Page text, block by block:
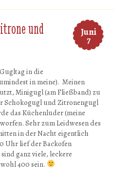
Juni
7
und
in die
in meine). Meinen
Minigugl (am Fließband) zu
Schokogugl und Zitronengugl
das Küchenluder (meine
Sehr zum Leidwesen des
in der Nacht eigentlich
Uhr lief der Backofen
ganz viele, leckere
400 sein.